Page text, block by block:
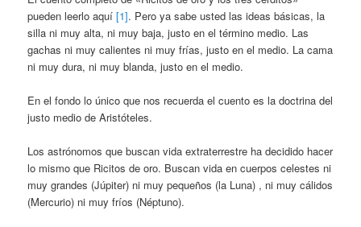
pueden leerlo aquí[1]. Pero ya sabe usted las ideas básicas, la
silla ni muy alta, ni muy baja, justo en el término medio. Las
gachas ni muy calientes ni muy frías, justo en el medio. La cama
ni muy dura, ni muy blanda, justo en el medio.
En el fondo lo único que nos recuerda el cuento es la doctrina del
justo medio de Aristóteles.
Los astrónomos que buscan vida extraterrestre ha decidido hacer
lo mismo que Ricitos de oro. Buscan vida en cuerpos celestes ni
muy grandes (Júpiter) ni muy pequeños (la Luna) , ni muy cálidos
(Mercurio) ni muy fríos (Néptuno).